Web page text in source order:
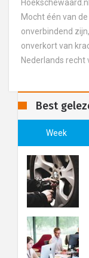
Mocht één van
onverbindend
onverkort van
Nederlands recht
Best
Week